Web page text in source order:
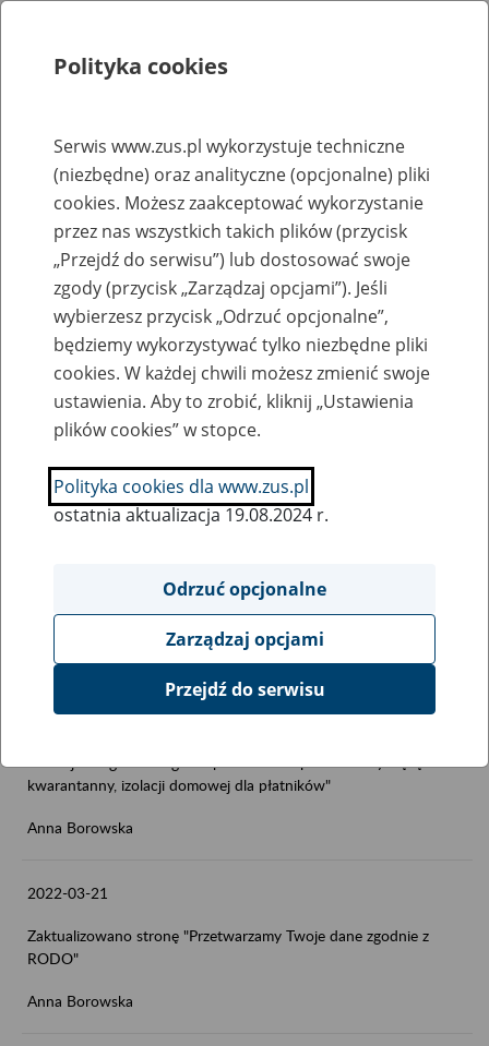
Strona główna
Rejestr zmian
2022-07-26
Zaktualizowano stronę "Wymagania dla oprogramowania
interfejsowego"
Anna Borowska
2022-03-29
kwarantanny, izolacji domowej dla płatników"
Anna Borowska
2022-03-21
Zaktualizowano stronę "Przetwarzamy Twoje dane zgodnie z
RODO"
Anna Borowska
Polityka cookies
Serwis www.zus.pl wykorzystuje techniczne
(niezbędne) oraz analityczne (opcjonalne) pliki
cookies. Możesz zaakceptować wykorzystanie
przez nas wszystkich takich plików (przycisk
„Przejdź do serwisu”) lub dostosować swoje
zgody (przycisk „Zarządzaj opcjami”). Jeśli
wybierzesz przycisk „Odrzuć opcjonalne”,
będziemy wykorzystywać tylko niezbędne pliki
cookies. W każdej chwili możesz zmienić swoje
ustawienia. Aby to zrobić, kliknij „Ustawienia
plików cookies” w stopce.
Polityka cookies dla www.zus.pl
ostatnia aktualizacja 19.08.2024 r.
Odrzuć opcjonalne
Zarządzaj opcjami
Przejdź do serwisu